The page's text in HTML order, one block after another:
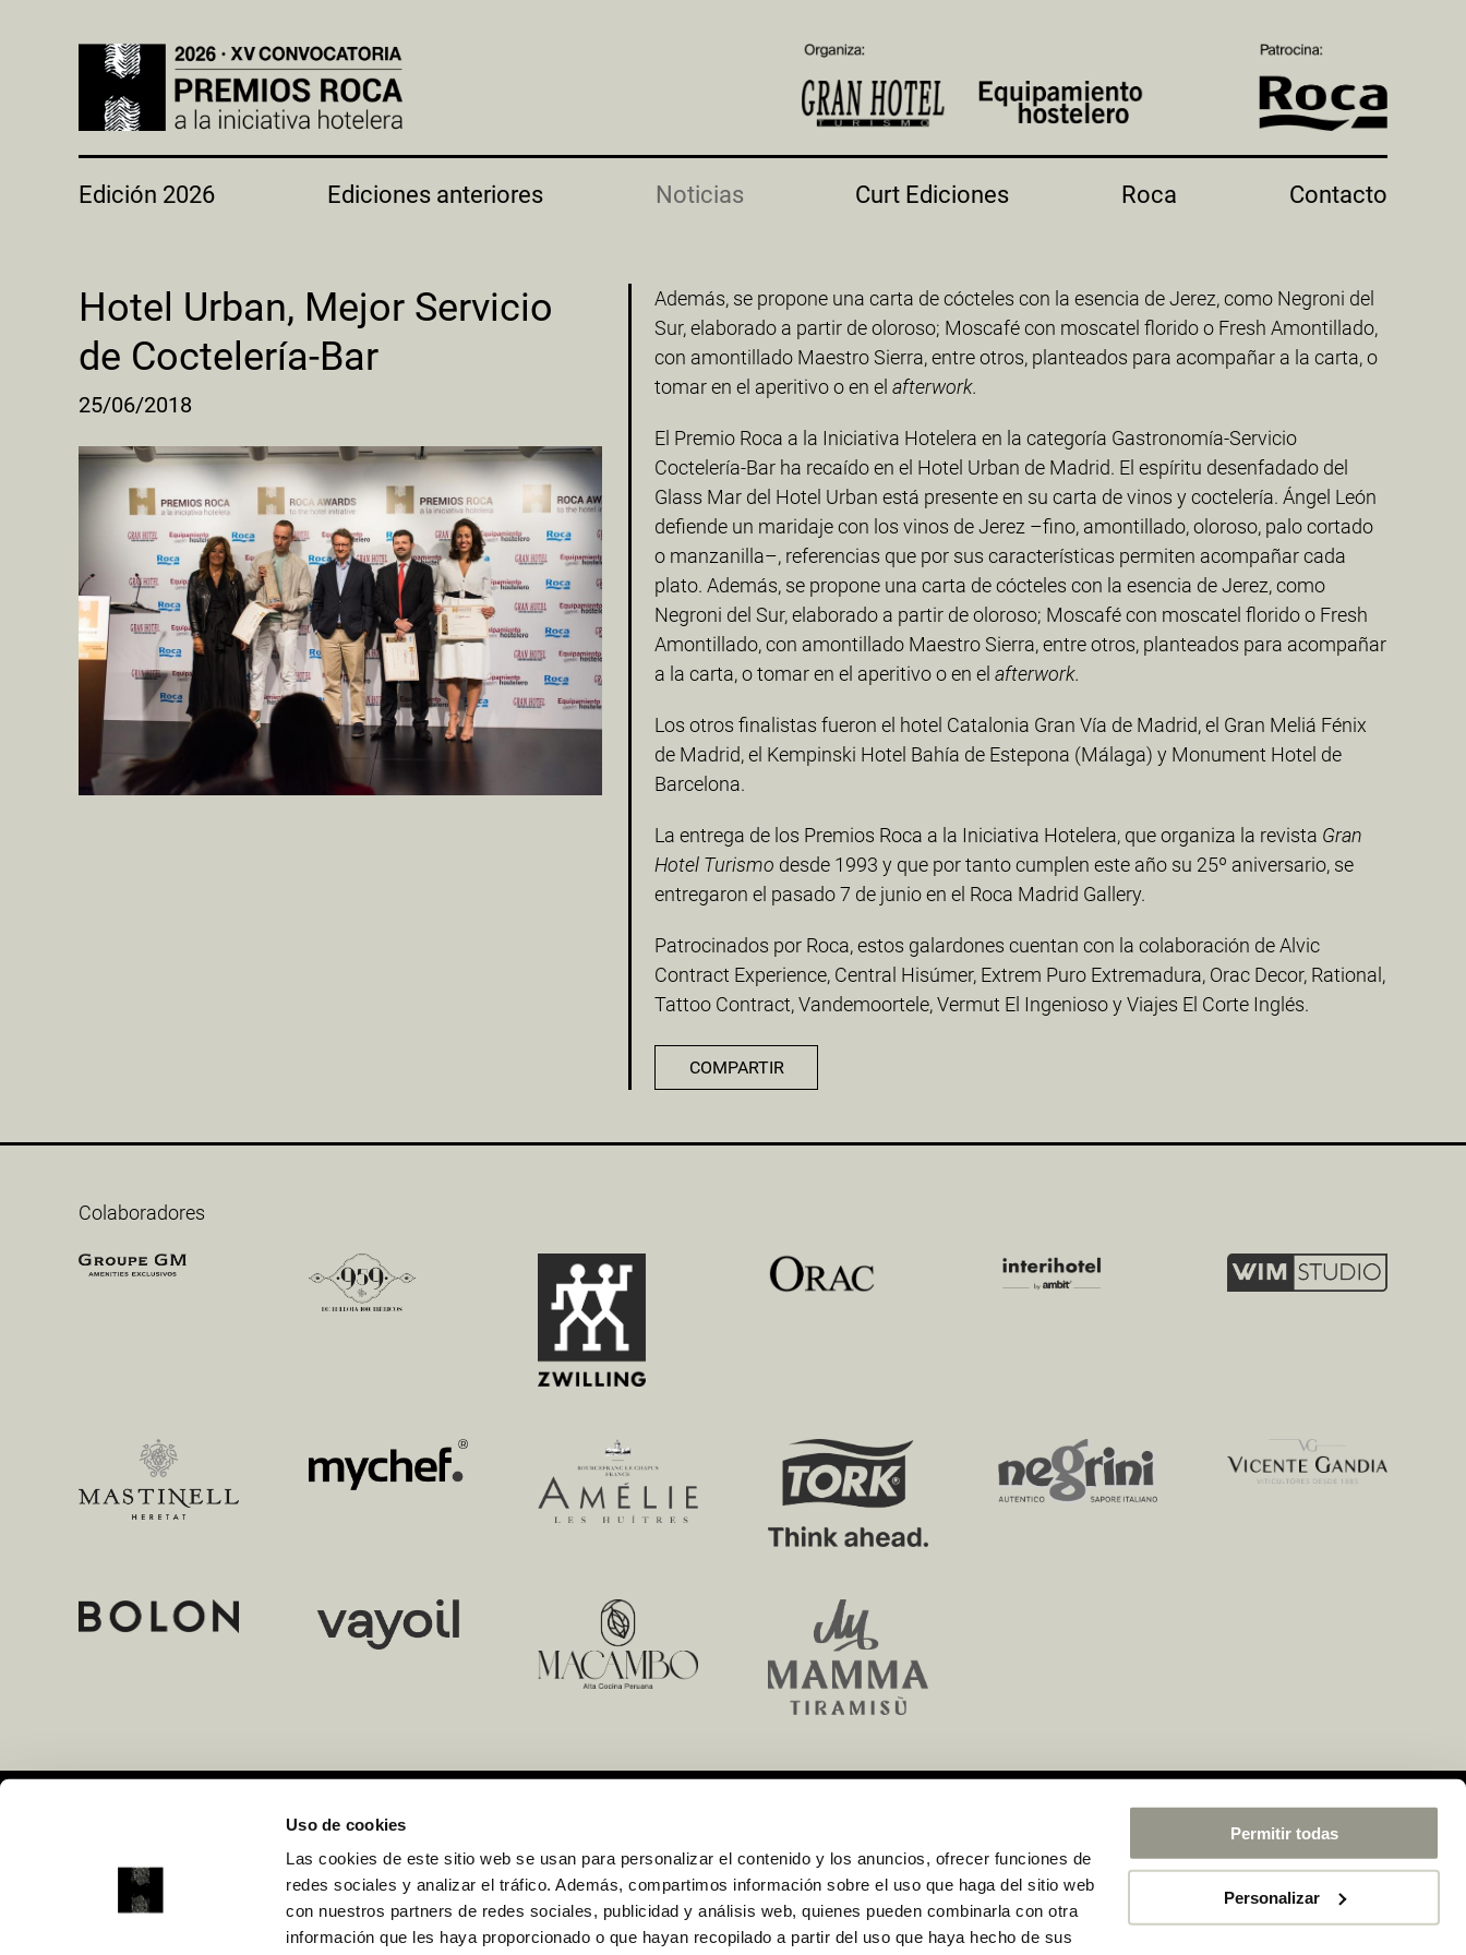
Uso de cookies
Las cookies de este sitio web se usan para personalizar el contenido y los anuncios, ofrecer funciones de
redes sociales y analizar el tráfico. Además, compartimos información sobre el uso que haga del sitio web
con nuestros partners de redes sociales, publicidad y análisis web, quienes pueden combinarla con otra
información que les haya proporcionado o que hayan recopilado a partir del uso que haya hecho de sus
Permitir todas
Personalizar
Edición 2026 Ediciones anteriores Noticias Curt Ediciones Roca Contacto
Hotel Urban, Mejor Servicio
de Coctelería-Bar
25/06/2018
Además, se propone una carta de cócteles con la esencia de Jerez, como Negroni del
Sur, elaborado a partir de oloroso; Moscafé con moscatel florido o Fresh Amontillado,
con amontillado Maestro Sierra, entre otros, planteados para acompañar a la carta, o
tomar en el aperitivo o en el afterwork.
El Premio Roca a la Iniciativa Hotelera en la categoría Gastronomía-Servicio
Coctelería-Bar ha recaído en el Hotel Urban de Madrid. El espíritu desenfadado del
Glass Mar del Hotel Urban está presente en su carta de vinos y coctelería. Ángel León
defiende un maridaje con los vinos de Jerez –fino, amontillado, oloroso, palo cortado
o manzanilla–, referencias que por sus características permiten acompañar cada
plato. Además, se propone una carta de cócteles con la esencia de Jerez, como
Negroni del Sur, elaborado a partir de oloroso; Moscafé con moscatel florido o Fresh
Amontillado, con amontillado Maestro Sierra, entre otros, planteados para acompañar
a la carta, o tomar en el aperitivo o en el afterwork.
Los otros finalistas fueron el hotel Catalonia Gran Vía de Madrid, el Gran Meliá Fénix
de Madrid, el Kempinski Hotel Bahía de Estepona (Málaga) y Monument Hotel de
Barcelona.
La entrega de los Premios Roca a la Iniciativa Hotelera, que organiza la revista Gran
Hotel Turismo desde 1993 y que por tanto cumplen este año su 25º aniversario, se
entregaron el pasado 7 de junio en el Roca Madrid Gallery.
Patrocinados por Roca, estos galardones cuentan con la colaboración de Alvic
Contract Experience, Central Hisúmer, Extrem Puro Extremadura, Orac Decor, Rational,
Tattoo Contract, Vandemoortele, Vermut El Ingenioso y Viajes El Corte Inglés.
COMPARTIR
Colaboradores
Curt Ediciones, S.A
Tel. +34 933 180 101